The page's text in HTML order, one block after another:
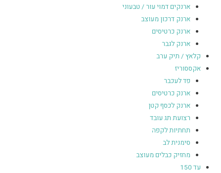
ארנקים דמוי עור / טבעוני
ארנק דרכון מעוצב
ארנק כרטיסים
ארנק לגבר
קלאץ / תיק ערב
אקססוריז
פד לעכבר
ארנק כרטיסים
ארנק לכסף קטן
רצועת תג עובד
תחתיות לקפה
סימנית לב
מחזיק כבלים מעוצב
עד 150